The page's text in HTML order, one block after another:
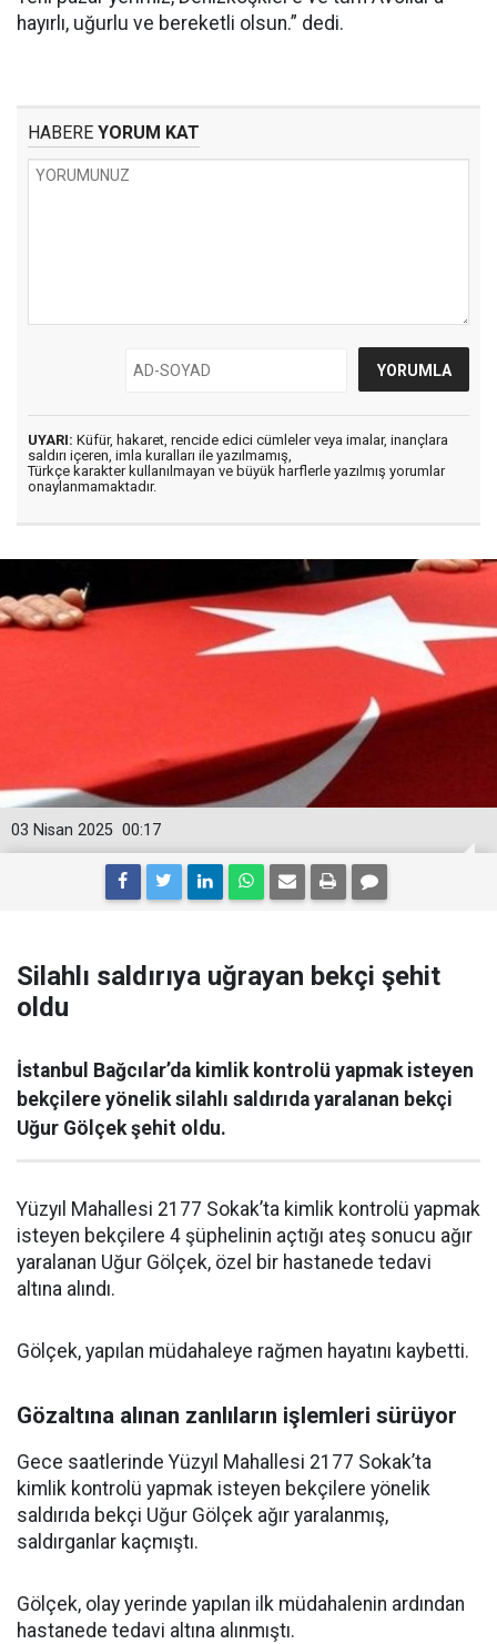
hayırlı, uğurlu ve bereketli olsun.” dedi.
HABERE YORUM KAT
UYARI: Küfür, hakaret, rencide edici cümleler veya imalar, inançlara
saldırı içeren, imla kuralları ile yazılmamış,
Türkçe karakter kullanılmayan ve büyük harflerle yazılmış yorumlar
onaylanmamaktadır.
00:17
03 Nisan 2025
Silahlı saldırıya uğrayan bekçi şehit
oldu
İstanbul Bağcılar’da kimlik kontrolü yapmak isteyen
bekçilere yönelik silahlı saldırıda yaralanan bekçi
Uğur Gölçek şehit oldu.
Yüzyıl Mahallesi 2177 Sokak’ta kimlik kontrolü yapmak
isteyen bekçilere 4 şüphelinin açtığı ateş sonucu ağır
yaralanan Uğur Gölçek, özel bir hastanede tedavi
altına alındı.
Gölçek, yapılan müdahaleye rağmen hayatını kaybetti.
Gözaltına alınan zanlıların işlemleri sürüyor
Gece saatlerinde Yüzyıl Mahallesi 2177 Sokak’ta
kimlik kontrolü yapmak isteyen bekçilere yönelik
saldırıda bekçi Uğur Gölçek ağır yaralanmış,
saldırganlar kaçmıştı.
Gölçek, olay yerinde yapılan ilk müdahalenin ardından
hastanede tedavi altına alınmıştı.